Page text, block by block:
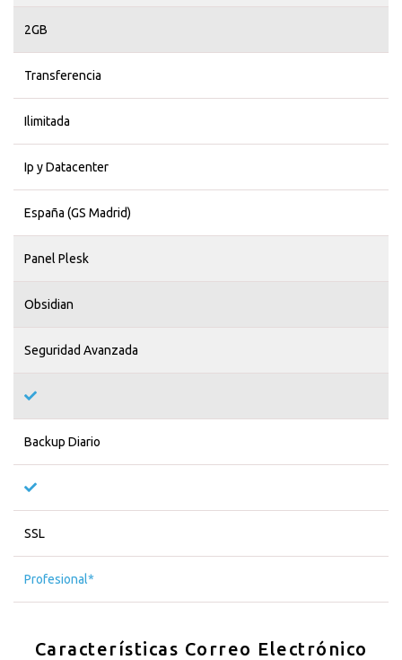
2GB
Transferencia
Ilimitada
Ip y Datacenter
España (GS Madrid)
Panel Plesk
Obsidian
Seguridad Avanzada
Backup Diario
SSL
Profesional*
Características Correo Electrónico